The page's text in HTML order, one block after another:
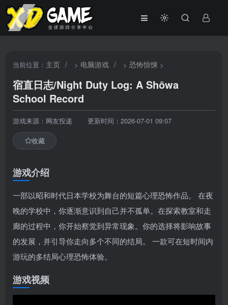
当前位置： 主页 / > 电脑游戏 / >恐怖惊悚 >
宿直日志/Night Duty Log: A Shōwa
School Record
游戏来源：网友投递 更新时间：2026-07-01 09:07
收藏
游戏介绍
一部以昭和时代日本学校为舞台的短篇心理恐怖作品。 在夜
晚的学校中，你逐渐意识到自己并不孤单。在探索教室和走
廊的过程中，你开始察觉到异常现象。你的选择将影响故事
的发展，并引导你走向多个不同的结局。 一款可在短时间内
游玩的多结局心理恐怖体验。
游戏视频